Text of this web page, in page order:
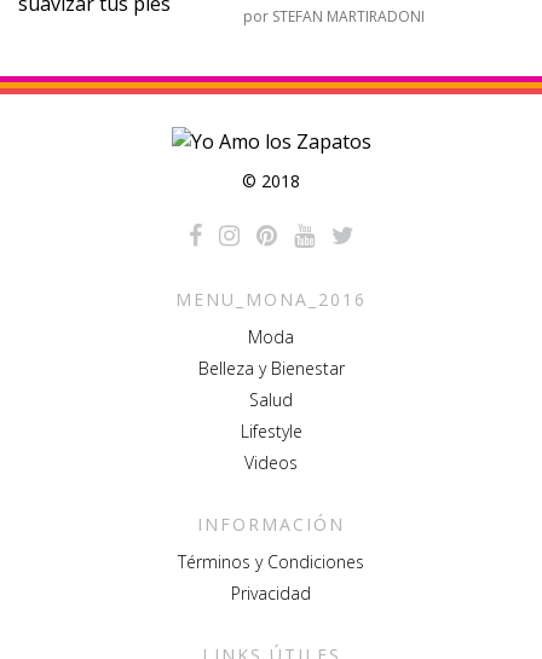
por STEFAN MARTIRADONI
© 2018
MENU_MONA_2016
Moda
Belleza y Bienestar
Salud
Lifestyle
Videos
INFORMACIÓN
Términos y Condiciones
Privacidad